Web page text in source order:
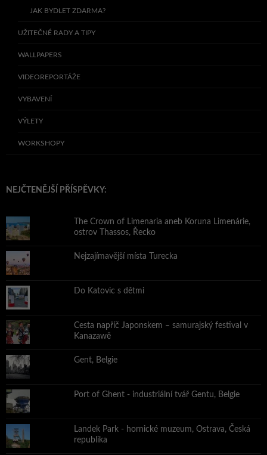
JAK BYDLET ZDARMA?
UŽITEČNÉ RADY A TIPY
WALLPAPERS
VIDEOREPORTÁŽE
VYBAVENÍ
VÝLETY
WORKSHOPY
NEJČTENĚJŠÍ PŘÍSPĚVKY:
The Crown of Limenaria aneb Koruna Limenárie,
ostrov Thassos, Řecko
Nejzajímavější místa Turecka
Do Katovic s dětmi
Cesta napříč Japonskem – samurajský festival v
Kanazawě
Gent, Belgie
Port of Ghent - industriální tvář Gentu, Belgie
Landek Park - hornické muzeum, Ostrava, Česká
republika